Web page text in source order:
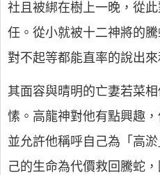
社且被綁在樹上一晚，從
任。從小就被十二神將的
對不起等都能直率的說出
其面容與晴明的亡妻若菜
愫。高龍神對他有點興趣
並允許他稱呼自己為「高
己的生命為代價救回騰蛇